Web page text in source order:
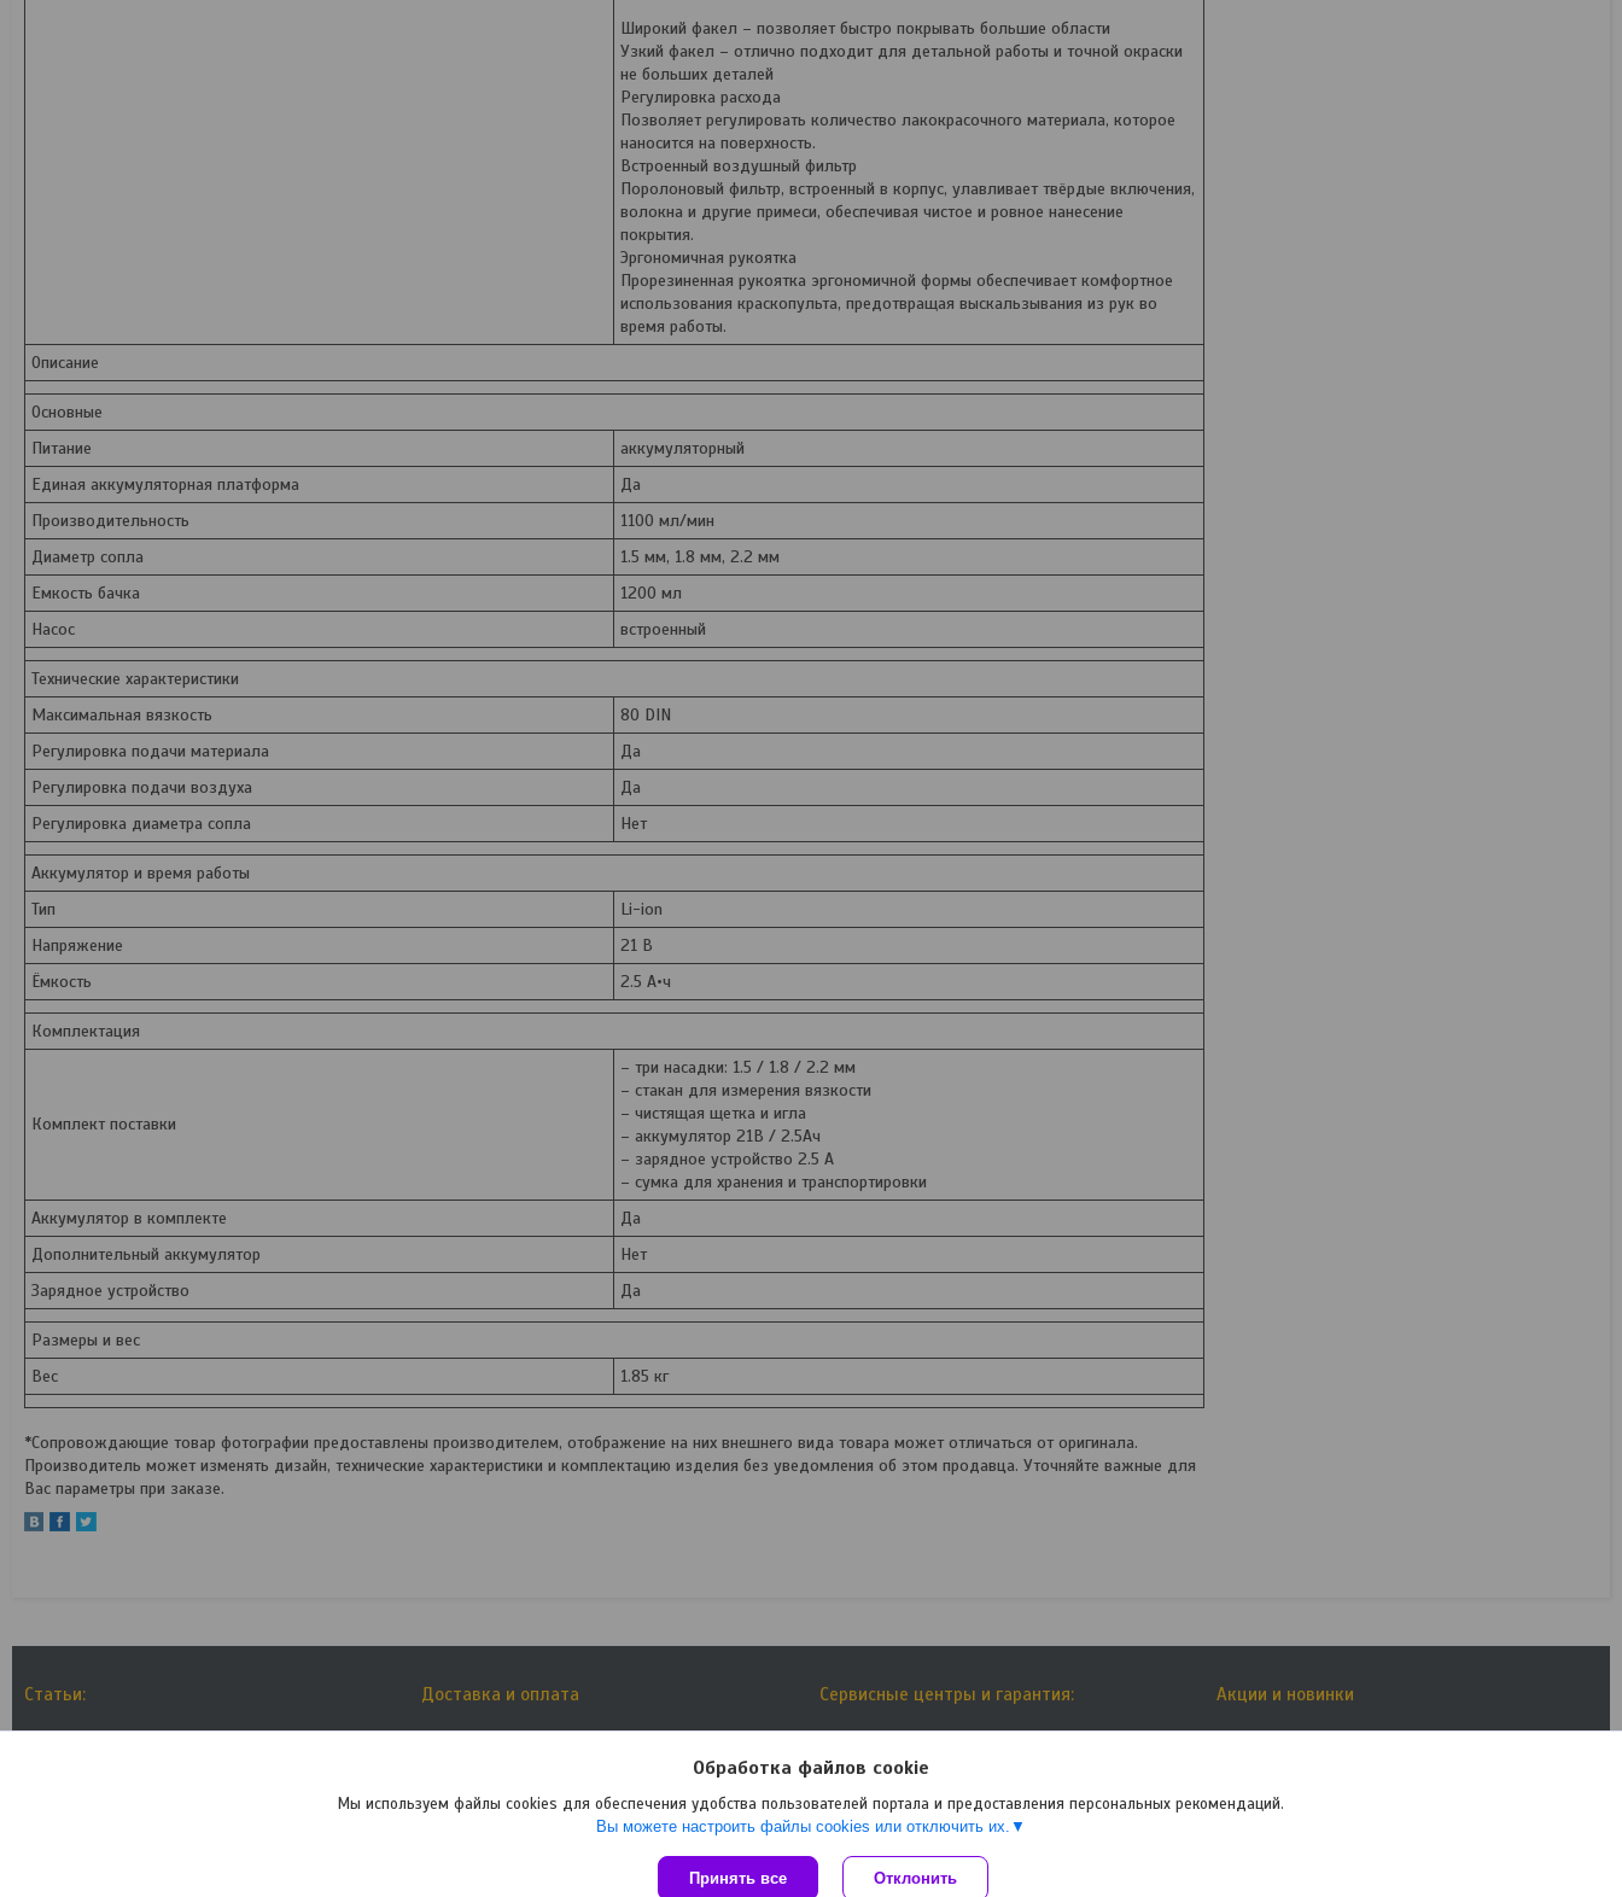
Широкий факел – позволяет быстро покрывать большие области
Узкий факел – отлично подходит для детальной работы и точной окраски
не больших деталей
Регулировка расхода
Позволяет регулировать количество лакокрасочного материала, которое
наносится на поверхность.
Встроенный воздушный фильтр
Поролоновый фильтр, встроенный в корпус, улавливает твёрдые включения,
волокна и другие примеси, обеспечивая чистое и ровное нанесение
покрытия.
Эргономичная рукоятка
Прорезиненная рукоятка эргономичной формы обеспечивает комфортное
использования краскопульта, предотвращая выскальзывания из рук во
время работы.
Описание
Основные
Питание
аккумуляторный
Единая аккумуляторная платформа
Да
Производительность
1100 мл/мин
Диаметр сопла
1.5 мм, 1.8 мм, 2.2 мм
Емкость бачка
1200 мл
Насос
встроенный
Технические характеристики
Максимальная вязкость
80 DIN
Регулировка подачи материала
Да
Регулировка подачи воздуха
Да
Регулировка диаметра сопла
Нет
Аккумулятор и время работы
Тип
Li-ion
Напряжение
21 В
Ёмкость
2.5 А•ч
Комплектация
Комплект поставки
– три насадки: 1.5 / 1.8 / 2.2 мм
– стакан для измерения вязкости
– чистящая щетка и игла
– аккумулятор 21В / 2.5Ач
– зарядное устройство 2.5 А
– сумка для хранения и транспортировки
Аккумулятор в комплекте
Да
Дополнительный аккумулятор
Нет
Зарядное устройство
Да
Размеры и вес
Вес
1.85 кг
*Сопровождающие товар фотографии предоставлены производителем, отображение на них внешнего вида товара может отличаться от оригинала.
Производитель может изменять дизайн, технические характеристики и комплектацию изделия без уведомления об этом продавца. Уточняйте важные для
Вас параметры при заказе.
Статьи: Доставка и оплата Сервисные центры и гарантия: Акции и новинки
Рассрочка
Сайт создан на платформе Deal.by
Обработка файлов cookie
Мы используем файлы cookies для обеспечения удобства пользователей портала и предоставления персональных рекомендаций.
Вы можете настроить файлы cookies или отключить их.
Принять все Отклонить